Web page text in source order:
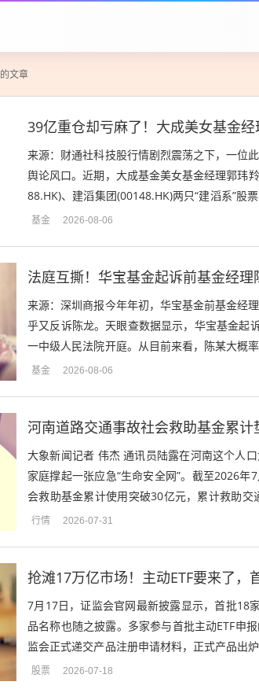
的文章
39亿重仓却亏麻了！大成美女基金经
来源：财通社科技股行情剧烈震荡之下，一位
舆论风口。近期，大成基金美女基金经理郭玮
88.HK)、建滔集团(00148.HK)两只“建滔系”股
泛讨论。尤其是在“建滔系”股东密...
基金 2026-08-06
法庭互撕！华宝基金起诉前基金经理
来源：深圳商报今年年初，华宝基金前基金经
乎又反诉陈龙。天眼查数据显示，华宝基金起
一中级人民法院开庭。从目前来看，陈某大概
天相投资顾问、民生证券、中金公司从事证券研
基金 2026-08-06
河南道路交通事故社会救助基金累
大象新闻记者 伟杰 通讯员陆露在河南这个人
家庭撑起一张应急“生命安全网”。截至2026
会救助基金累计使用突破30亿元，累计救助
初年垫付不足3500万元，到2025年...
行情 2026-07-31
7月17日，证监会官网最新披露显示，首批18
品名称也随之披露。多家参与首批主动ETF申
监会正式递交产品注册申请材料，正式产品出
基金指数与量化投资部总经理蔡路平对时代周报
股票 2026-07-18